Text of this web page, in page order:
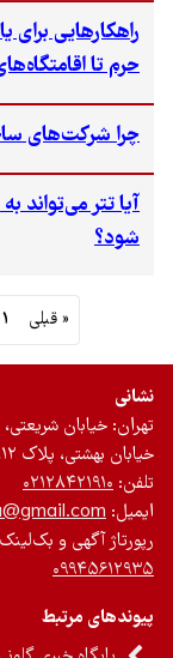
راهکارهایی برای
حرم تا
چرا شرکت‌های
آیا تتر می‌تواند
شود؟
« قبلی 1
نشانی
تهران: خیابان
خیابان بهشتی، پلاک ۱۲، طبقه سوم، واحد ۵
تلفن: ۰۲۱۲۸۴۲۱۹۱۰
ایمیل:
رپورتاژ آگهی و
۰۹۹۴۵۶۱۲۹۳۵
پیوندهای مرتبط